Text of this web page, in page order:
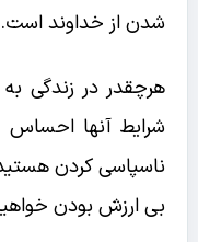
شدن از خداوند است.
هرچقدر در زندگی
شرایط آنها
ناسپاسی کردن
بی ارزش بودن